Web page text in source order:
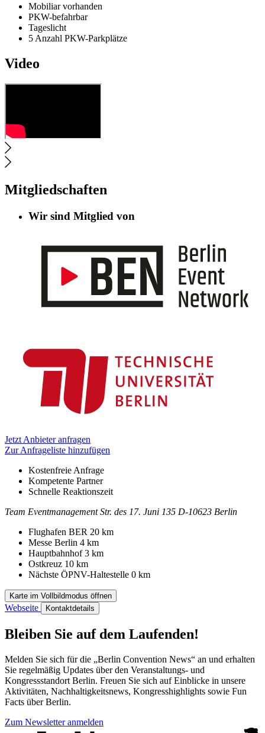
Mobiliar vorhanden
PKW-befahrbar
Tageslicht
5 Anzahl PKW-Parkplätze
Video
Mitgliedschaften
Wir sind Mitglied von
Informationen
Jetzt Anbieter anfragen
Zur Anfrageliste hinzufügen
Kostenfreie Anfrage
Kompetente Partner
Schnelle Reaktionszeit
Adresse
Team EventmanagementStr. des 17. Juni 135 D-10623 Berlin
Flughafen BER 20 km
Messe Berlin 4 km
Hauptbahnhof3 km
Ostkreuz 10 km
Nächste ÖPNV-Haltestelle 0 km
Karte im Vollbildmodus öffnen
Webseite Kontaktdetails
Bleiben Sie auf dem Laufenden!
Melden Sie sich für die „Berlin Convention News“ an und erhalten
Sie regelmäßig Updates über den Veranstaltungs- und
Kongressstandort Berlin. Freuen Sie sich auf Einblicke in unsere
Aktivitäten, Nachhaltigkeitsnews, Kongresshighlights sowie Fun
Facts über Berlin.
Zum Newsletter anmelden